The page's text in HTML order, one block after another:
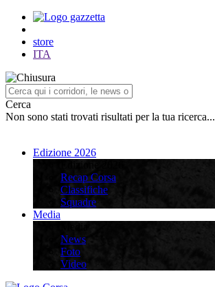
store
ITA
Cerca
Non sono stati trovati risultati per la tua ricerca...
Edizione 2026
Recap Corsa
Classifiche
Squadre
Media
News
Foto
Video